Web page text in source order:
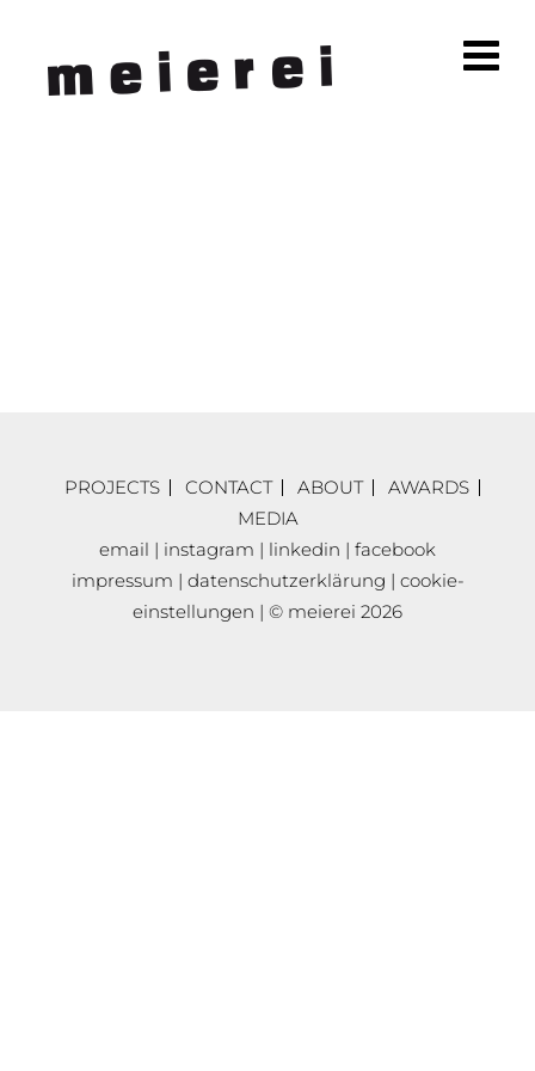
PROJECTS CONTACT ABOUT
AWARDS
MEDIA
email | instagram | linkedin | facebook
impressum | datenschutzerklärung | cookie-
einstellungen | © meierei 2026